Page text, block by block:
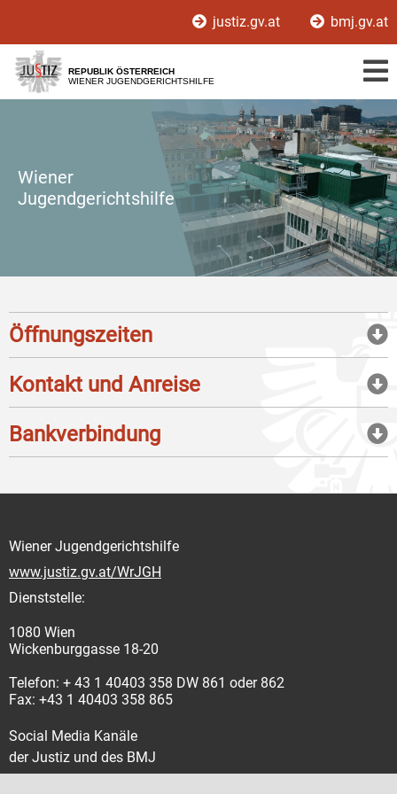
[1]
[2]
justiz.gv.at bmj.gv.at
REPUBLIK ÖSTERREICH
WIENER JUGENDGERICHTSHILFE
Wiener
Jugendgerichtshilfe
Öffnungszeiten
Kontakt und Anreise
Bankverbindung
Wiener Jugendgerichtshilfe
www.justiz.gv.at/WrJGH
Dienststelle:
1080 Wien
Wickenburggasse 18-20
Telefon: + 43 1 40403 358 DW 861 oder 862
Fax: +43 1 40403 358 865
Social Media Kanäle
der Justiz und des BMJ